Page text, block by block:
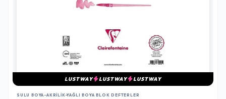
LUSTWAY LUSTWAY LUSTWAY
SULU BOYA-AKRILIK-YAĞLI BOYA BLOK DEFTERLER